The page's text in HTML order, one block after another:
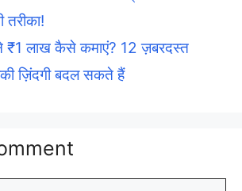
तरीका!
₹1 लाख कैसे कमाएं? 12 ज़बरदस्त
ज़िंदगी बदल सकते हैं